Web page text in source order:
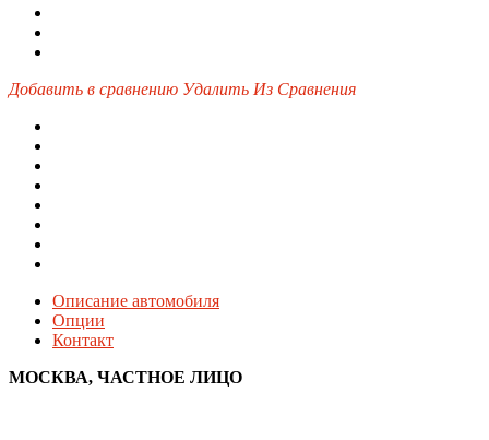
Добавить в сравнению Удалить Из Сравнения
Описание автомобиля
Опции
Контакт
МОСКВА, ЧАСТНОЕ ЛИЦО